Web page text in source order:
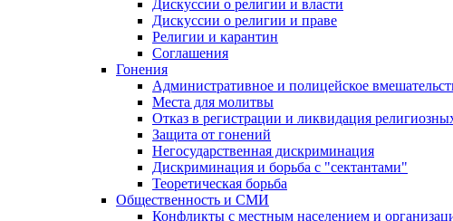
Дискуссии о религии и власти
Дискуссии о религии и праве
Религии и карантин
Соглашения
Гонения
Административное и полицейское
Места для молитвы
Отказ в регистрации и ликвидация
Защита от гонений
Негосударственная дискриминация
Дискриминация и борьба с "сектантами"
Теоретическая борьба
Общественность и СМИ
Конфликты с местным населением и